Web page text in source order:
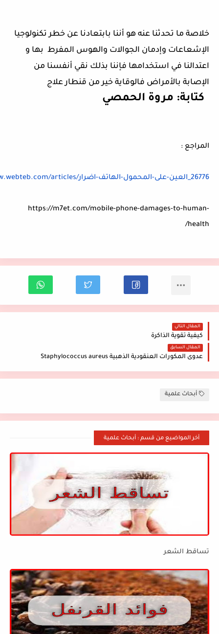
خلاصة ما تحدثنا عنه هو أننا بابتعادنا عن خطر تكنولوجيا
الإشعاعات وإدمان الجوالات والهوس المفرط بها و
اعتدالنا في استخدامها فإننا بذلك نقي أنفسنا من
الإصابة بالأمراض فالوقاية خير من قنطار علاج
كتابة: مروة الحمصي
المراجع :
.webteb.com/articles/اضرار-الهاتف-المحمول-على-العين_26776
https://m7et.com/mobile-phone-damages-to-human-
health/
المقال التالي
كيفية تقوية الذاكرة
المقال السابق
عدوى المكورات العنقودية الذهبية Staphylococcus aureus
أبحاث علمية
أخر المواضيع من قسم : أبحاث علمية
تساقط الشعر